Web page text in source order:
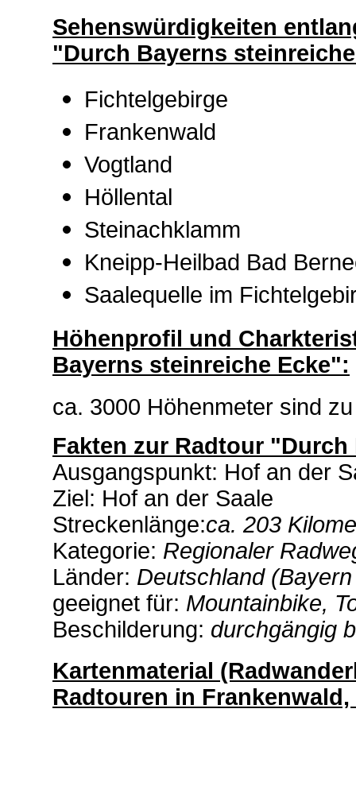
Sehenswürdigkeiten
"Durch Bayerns
Fichtelgebirge
Frankenwald
Vogtland
Höllental
Steinachklamm
Kneipp-Heilbad Bad
Saalequelle im
Höhenprofil und
Bayerns steinreiche Ecke":
ca. 3000 Höhenmeter sind
Fakten zur Radtour
Ausgangspunkt: Hof an der
Ziel: Hof an der Saale
Streckenlänge:ca. 203
Kategorie: Regionaler
Länder: Deutschland
geeignet für: Mountainbike,
Beschilderung: durchgängig
Kartenmaterial
Radtouren in